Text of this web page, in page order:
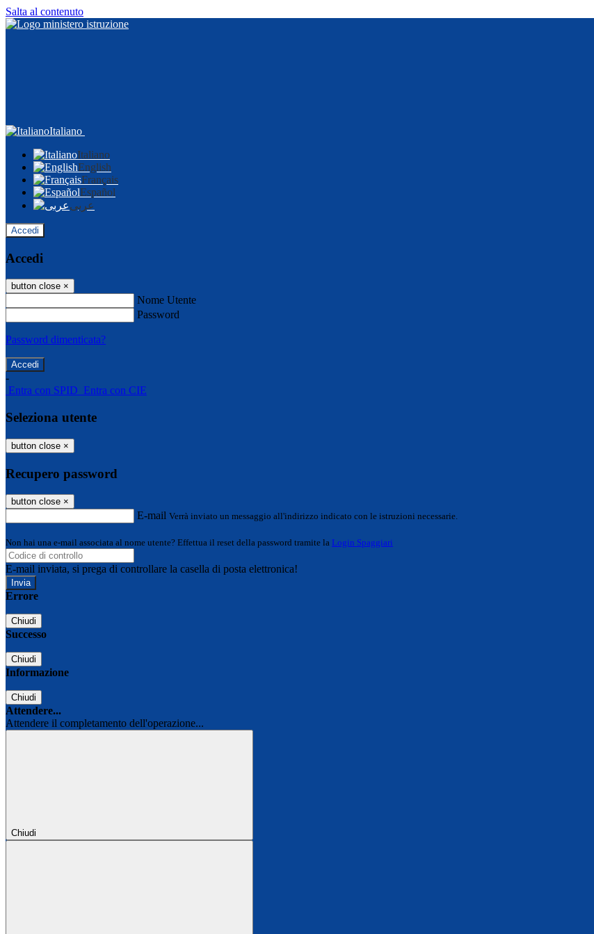
Salta al contenuto
Italiano
Italiano
English
Français
Español
عربى
Accedi
Accedi
button close ×
Nome Utente
Password
Password dimenticata?
-
Entra con SPID Entra con CIE
Seleziona utente
button close ×
Recupero password
button close ×
E-mail Verrà inviato un messaggio all'indirizzo indicato con le istruzioni necessarie.
Non hai una e-mail associata al nome utente? Effettua il reset della password tramite la Login Spaggiari
E-mail inviata, si prega di controllare la casella di posta elettronica!
Errore
Chiudi
Successo
Chiudi
Informazione
Chiudi
Attendere...
Attendere il completamento dell'operazione...
Chiudi